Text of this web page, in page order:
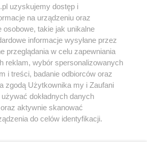
Instagram Youtube
uzyskujemy dostęp i
na urządzeniu oraz
osobowe, takie jak unikalne
informacje wysyłane przez
przeglądania w celu zapewniania
reklam, wybór spersonalizowanych
i treści, badanie odbiorców oraz
zgodą Użytkownika my i Zaufani
dokładnych danych
aktywnie skanować
do celów identyfikacji.